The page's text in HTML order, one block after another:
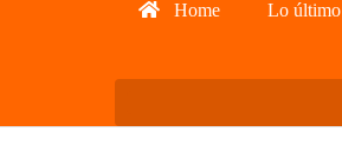
Home Lo último